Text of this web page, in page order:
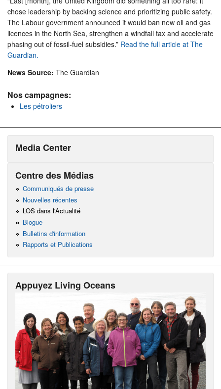
chose leadership by backing science and prioritizing public safety.
The Labour government announced it would ban new oil and gas
licences in the North Sea, strengthen a windfall tax and accelerate
phasing out of fossil-fuel subsidies.” Read the full article at The
Guardian.
News Source: The Guardian
Nos campagnes:
Les pétroliers
Media Center
Centre des Médias
Communiqués de presse
Nouvelles récentes
LOS dans l'Actualité
Blogue
Bulletins d'information
Rapports et Publications
Appuyez Living Oceans